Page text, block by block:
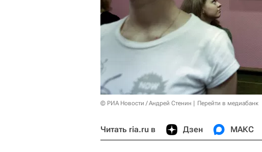
© РИА Новости / Андрей Стенин Перейти в медиабанк
Читать ria.ru в Дзен МАКС